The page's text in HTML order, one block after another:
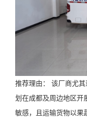
推荐理由： 该厂商尤
划在成都及周边地区开
敏感，且运输货物以果